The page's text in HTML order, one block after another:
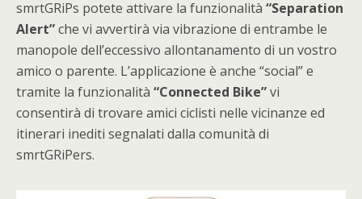
smrtGRiPs potete attivare la funzionalità “Separation
Alert”che vi avvertirà via vibrazione di entrambe le
manopole dell’eccessivo allontanamento di un vostro
amico o parente. L’applicazione è anche “social” e
tramite la funzionalità “Connected Bike”vi
consentirà di trovare amici ciclisti nelle vicinanze ed
itinerari inediti segnalati dalla comunità di
smrtGRiPers.